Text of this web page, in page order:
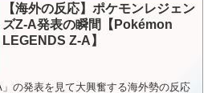
【海外の反応】ポケモンレジェン
ズZ-A発表の瞬間【Pokémon
LEGENDS Z-A】
」の発表を見て大興奮する海外勢の反応